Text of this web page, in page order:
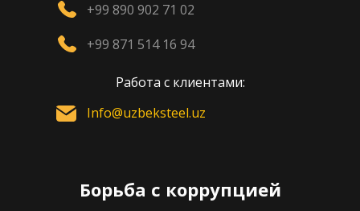
+99 890 902 71 02
+99 871 514 16 94
Работа с клиентами:
Info@uzbeksteel.uz
Борьба с коррупцией